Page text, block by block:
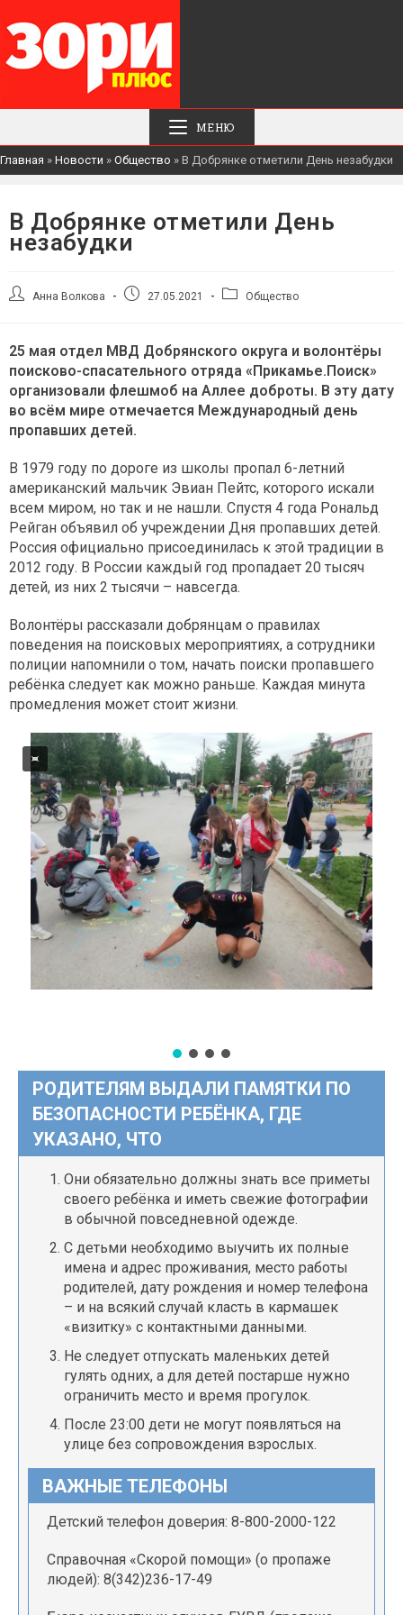
МЕНЮ
Главная » Новости » Общество » В Добрянке отметили День незабудки
В Добрянке отметили День
незабудки
АвторАнна Волкова
Запись27.05.2021
РубрикаОбщество
25 мая отдел МВД Добрянского округа и волонтёры
поисково-спасательного отряда «Прикамье.Поиск»
организовали флешмоб на Аллее доброты. В эту дату
во всём мире отмечается Международный день
пропавших детей.
В 1979 году по дороге из школы пропал 6-летний
американский мальчик Эвиан Пейтс, которого искали
всем миром, но так и не нашли. Спустя 4 года Рональд
Рейган объявил об учреждении Дня пропавших детей.
Россия официально присоединилась к этой традиции в
2012 году. В России каждый год пропадает 20 тысяч
детей, из них 2 тысячи – навсегда.
Волонтёры рассказали добрянцам о правилах
поведения на поисковых мероприятиях, а сотрудники
полиции напомнили о том, начать поиски пропавшего
ребёнка следует как можно раньше. Каждая минута
промедления может стоит жизни.
РОДИТЕЛЯМ ВЫДАЛИ ПАМЯТКИ ПО
БЕЗОПАСНОСТИ РЕБЁНКА, ГДЕ
УКАЗАНО, ЧТО
Они обязательно должны знать все приметы
своего ребёнка и иметь свежие фотографии
в обычной повседневной одежде.
С детьми необходимо выучить их полные
имена и адрес проживания, место работы
родителей, дату рождения и номер телефона
– и на всякий случай класть в кармашек
«визитку» с контактными данными.
Не следует отпускать маленьких детей
гулять одних, а для детей постарше нужно
ограничить место и время прогулок.
После 23:00 дети не могут появляться на
улице без сопровождения взрослых.
ВАЖНЫЕ ТЕЛЕФОНЫ
Детский телефон доверия: 8-800-2000-122
Справочная «Скорой помощи» (о пропаже
людей): 8(342)236-17-49